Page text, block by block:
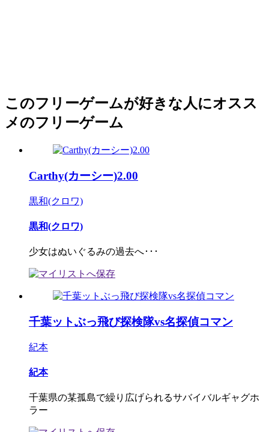
このフリーゲームが好きな人にオスス
メのフリーゲーム
Carthy(カーシー)2.00
黒和(クロワ)
黒和(クロワ)
少女はぬいぐるみの過去へ･･･
千葉ットぶっ飛び探検隊vs名探偵コマン
紀本
紀本
千葉県の某孤島で繰り広げられるサバイバルギャグホ
ラー